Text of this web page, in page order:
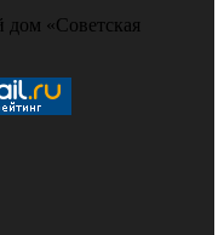
«Советская